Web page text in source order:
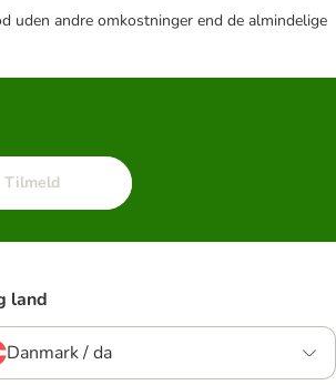
uden andre omkostninger end de almindelige
Tilmeld
land
Danmark / da